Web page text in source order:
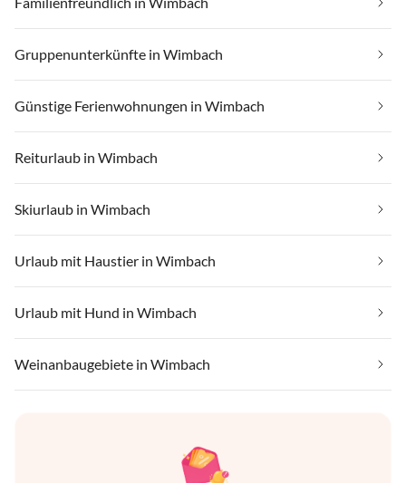
Gruppenunterkünfte in Wimbach
Günstige Ferienwohnungen in Wimbach
Reiturlaub in Wimbach
Skiurlaub in Wimbach
Urlaub mit Haustier in Wimbach
Urlaub mit Hund in Wimbach
Weinanbaugebiete in Wimbach